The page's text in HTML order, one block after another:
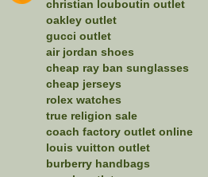
christian louboutin outlet
oakley outlet
gucci outlet
air jordan shoes
cheap ray ban sunglasses
cheap jerseys
rolex watches
true religion sale
coach factory outlet online
louis vuitton outlet
burberry handbags